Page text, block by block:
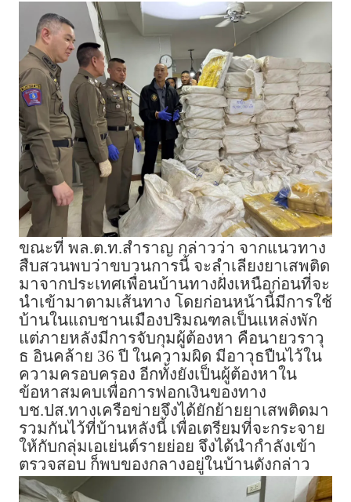
ขณะที่ พล.ต.ท.สำราญ กล่าวว่า จากแนวทาง
สืบสวนพบว่าขบวนการนี้ จะลำเลียงยาเสพติด
มาจากประเทศเพื่อนบ้านทางฝั่งเหนือก่อนที่จะ
นำเข้ามาตามเส้นทาง โดยก่อนหน้านี้มีการใช้
บ้านในแถบชานเมืองปริมณฑลเป็นแหล่งพัก
แต่ภายหลังมีการจับกุมผู้ต้องหา คือนายวราวุ
ธ อินคล้าย 36 ปี ในความผิด มีอาวุธปืนไว้ใน
ความครอบครอง อีกทั้งยังเป็นผู้ต้องหาใน
ข้อหาสมคบเพื่อการฟอกเงินของทาง
บช.ปส.ทางเครือข่ายจึงได้ยักย้ายยาเสพติดมา
รวมกันไว้ที่บ้านหลังนี้ เพื่อเตรียมที่จะกระจาย
ให้กับกลุ่มเอเย่นต์รายย่อย จึงได้นำกำลังเข้า
ตรวจสอบ ก็พบของกลางอยู่ในบ้านดังกล่าว